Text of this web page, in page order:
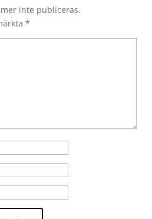
inte publiceras.
*